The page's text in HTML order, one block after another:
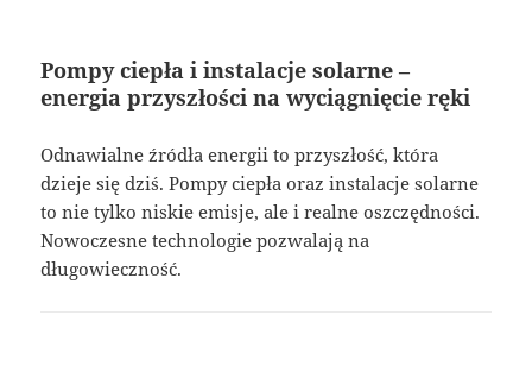
Pompy ciepła i instalacje solarne –
energia przyszłości na wyciągnięcie ręki
Odnawialne źródła energii to przyszłość, która
dzieje się dziś. Pompy ciepła oraz instalacje solarne
to nie tylko niskie emisje, ale i realne oszczędności.
Nowoczesne technologie pozwalają na
długowieczność.